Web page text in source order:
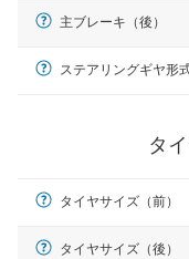
主ブレーキ（後）
ステアリングギヤ形
タ
タイヤサイズ（前）
タイヤサイズ（後）